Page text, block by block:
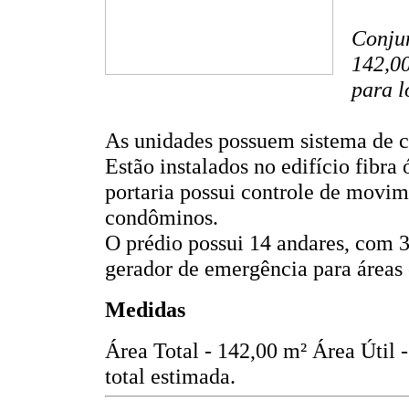
para
As unidades possuem sistema
Estão instalados no edifício fibra
portaria possui controle de
condôminos.
O prédio possui 14 andares, com
gerador de emergência para
Medidas
Área Total - 142,00 m² Área Útil
total estimada.